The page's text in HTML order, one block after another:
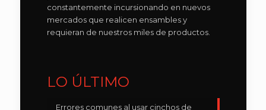
constantemente incursionando en nuevos
mercados que realicen ensambles y
requieran de nuestros miles de productos.
LO ÚLTIMO
Errores comunes al usar cinchos de